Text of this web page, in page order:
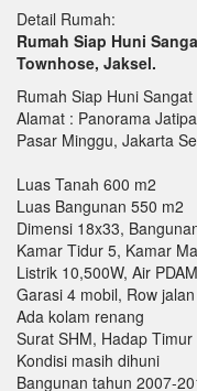
Detail Rumah:
Rumah Siap Huni
Townhose, Jaksel.
Rumah Siap Huni
Alamat : Panorama
Pasar Minggu, Jakarta
Luas Tanah 600 m2
Luas Bangunan 550 m2
Dimensi 18x33,
Kamar Tidur 5, Kamar
Listrik 10,500W, Air PDAM
Garasi 4 mobil, Row
Ada kolam renang
Surat SHM, Hadap Timur
Kondisi masih dihuni
Bangunan tahun 2007-